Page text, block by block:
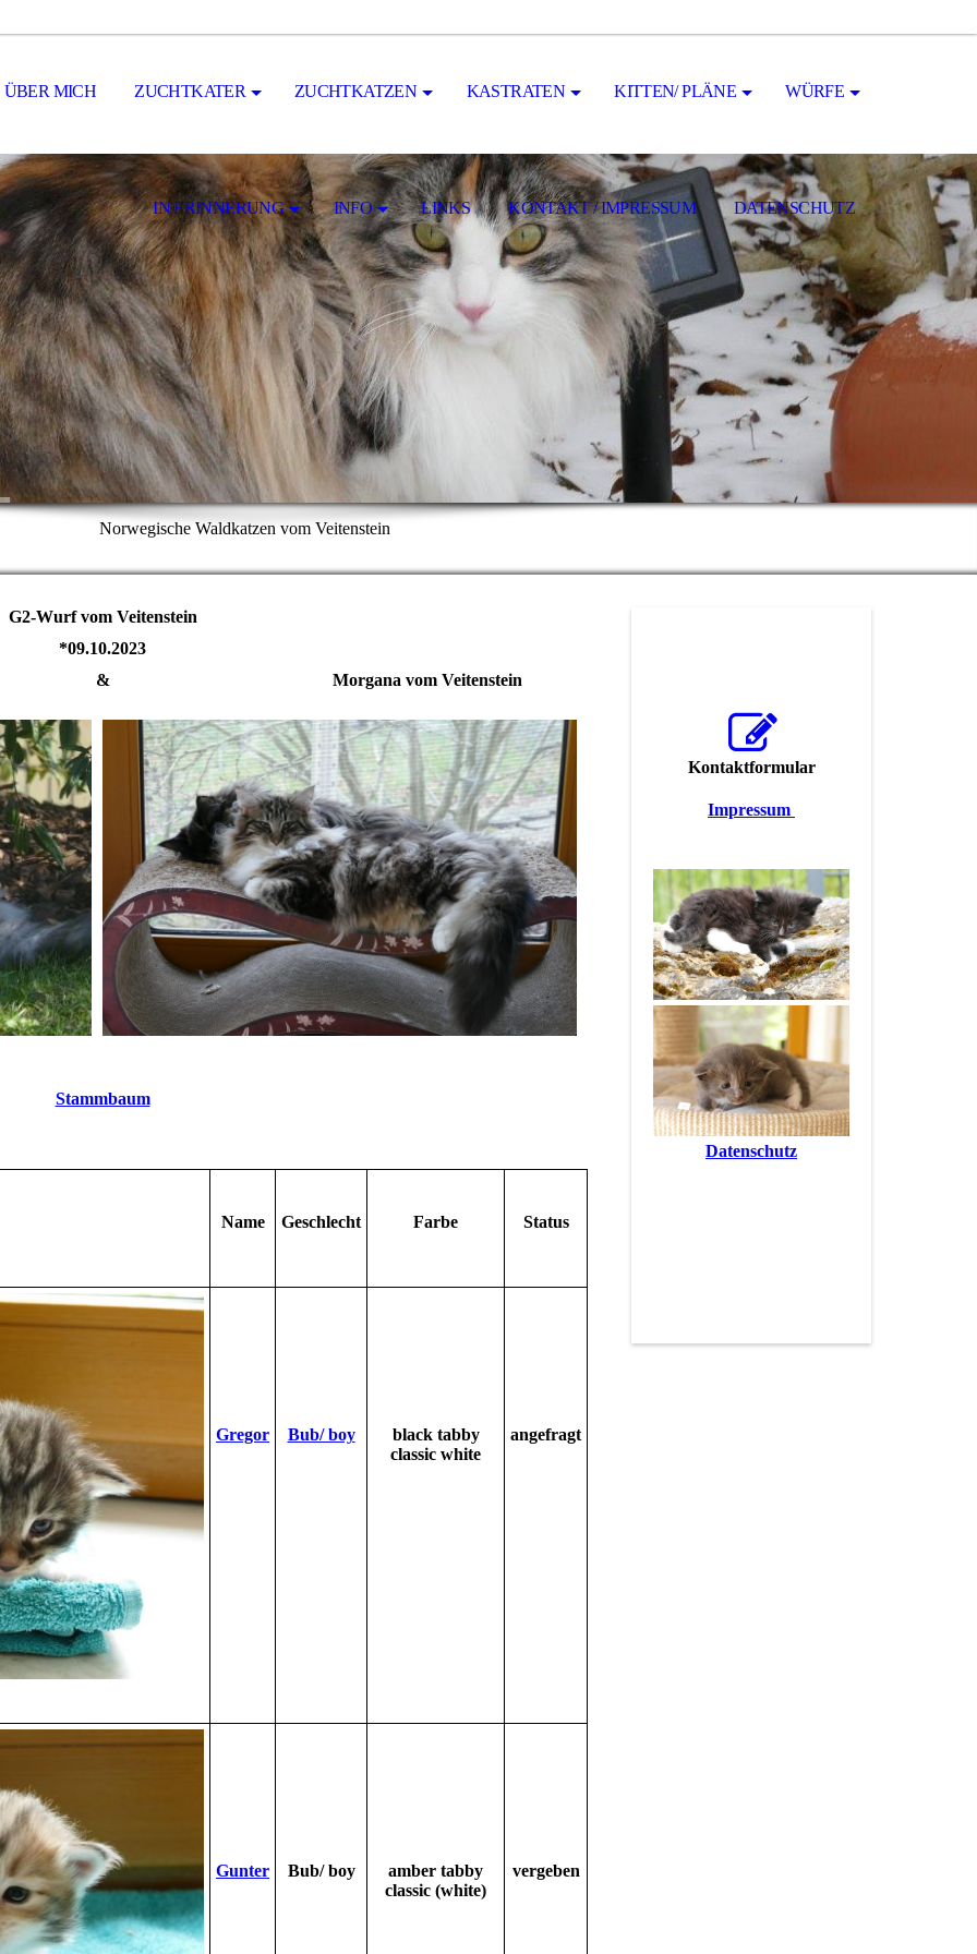
ÜBER MICH ZUCHTKATER ZUCHTKATZEN KASTRATEN KITTEN/ PLÄNE WÜRFE
IN ERINNERUNG INFO LINKS KONTAKT / IMPRESSUM DATENSCHUTZ
Norwegische Waldkatzen vom Veitenstein
G2-Wurf vom Veitenstein
*09.10.2023
& Morgana vom Veitenstein
Stammbaum
Name Geschlecht Farbe Status
Gregor Bub/ boy
black tabby
classic white
angefragt
Gunter Bub/ boy
amber tabby
classic (white)
vergeben
Kontaktformular
Impressum
Datenschutz